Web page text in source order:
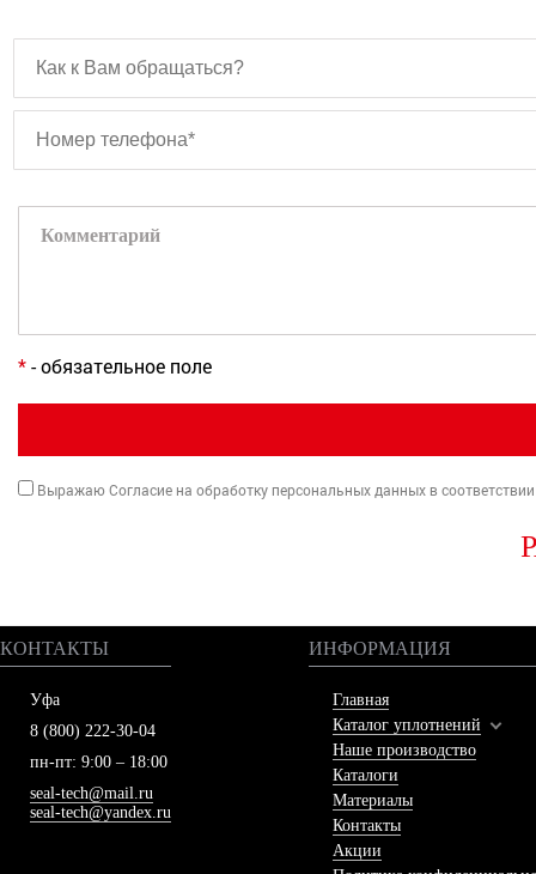
*- обязательное поле
Выражаю Согласие на обработку персональных данных в
КОНТАКТЫ
Уфа
8 (800) 222-30-04
пн-пт: 9:00 – 18:00
seal-tech@mail.ru
seal-tech@yandex.ru
ИНФОРМАЦИЯ
Главная
Каталог уплотнений
Наше производство
Каталоги
Материалы
Контакты
Акции